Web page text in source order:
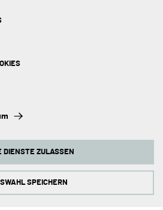
zu verbessern, analysieren wir die
Dazu nutzen wir Tracking Cookies für
SPEICHERN
DIENSTE ZULASSEN
Abholorte
Impressum